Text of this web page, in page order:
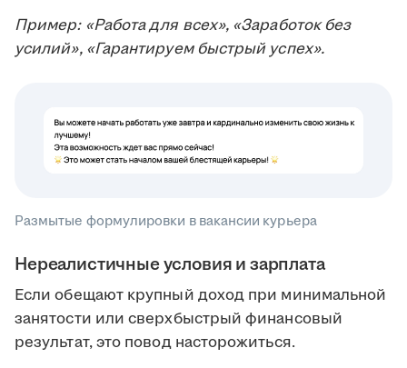
Пример: «Работа для всех», «Заработок без
усилий», «Гарантируем быстрый успех».
Размытые формулировки в вакансии курьера
Нереалистичные условия и зарплата
Если обещают крупный доход при минимальной
занятости или сверхбыстрый финансовый
результат, это повод насторожиться.